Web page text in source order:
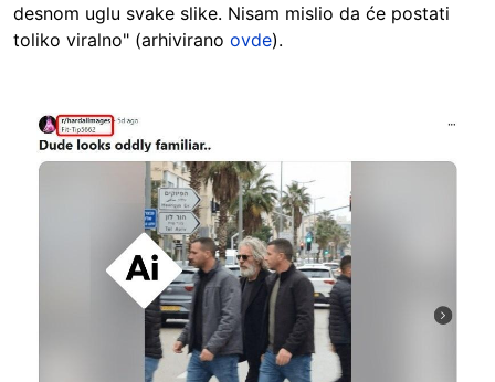
desnom uglu svake slike. Nisam mislio da će postati
toliko viralno" (arhivirano ovde).
Image